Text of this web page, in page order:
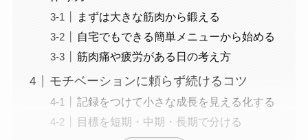
まずは大きな筋肉から鍛える
自宅でもできる簡単メニューから始める
筋肉痛や疲労がある日の考え方
モチベーションに頼らず続けるコツ
記録をつけて小さな成長を見える化する
目標を短期・中期・長期で分ける